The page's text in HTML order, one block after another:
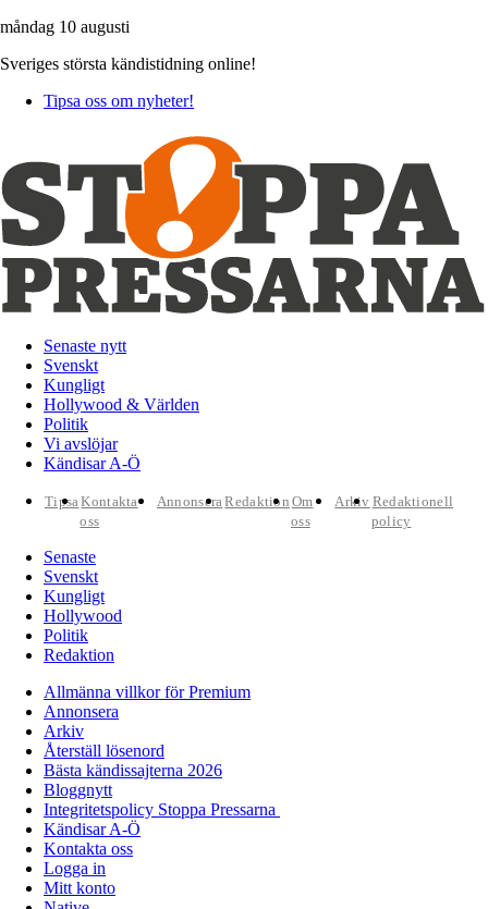
måndag 10 augusti
Sveriges största kändistidning online!
Tipsa oss om nyheter!
Senaste nytt
Svenskt
Kungligt
Hollywood & Världen
Politik
Vi avslöjar
Kändisar A-Ö
TipsaKontakta
oss
AnnonseraRedaktion Om
oss
Arkiv Redaktionell
policy
Senaste
Svenskt
Kungligt
Hollywood
Politik
Redaktion
Allmänna villkor för Premium
Annonsera
Arkiv
Återställ lösenord
Bästa kändissajterna 2026
Bloggnytt
Integritetspolicy Stoppa Pressarna
Kändisar A-Ö
Kontakta oss
Logga in
Mitt konto